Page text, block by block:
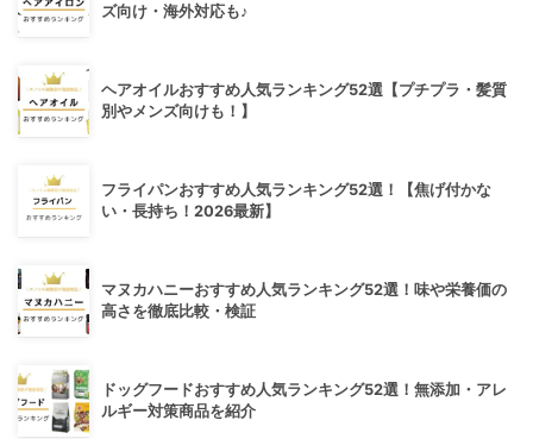
ズ向け・海外対応も♪
ヘアオイルおすすめ人気ランキング52選【プチプラ・髪質
別やメンズ向けも！】
フライパンおすすめ人気ランキング52選！【焦げ付かな
い・長持ち！2026最新】
マヌカハニーおすすめ人気ランキング52選！味や栄養価の
高さを徹底比較・検証
ドッグフードおすすめ人気ランキング52選！無添加・アレ
ルギー対策商品を紹介